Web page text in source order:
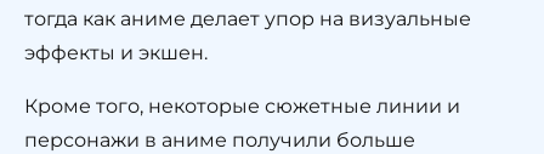
тогда как аниме делает упор на визуальные
эффекты и экшен.
Кроме того, некоторые сюжетные линии и
персонажи в аниме получили больше